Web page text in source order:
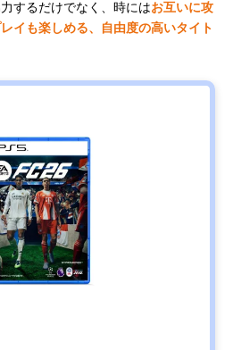
するだけでなく、時にはお互いに攻
イも楽しめる、自由度の高いタイト